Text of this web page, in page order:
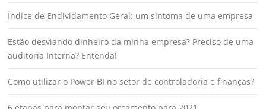
Índice de Endividamento Geral: um sintoma de uma empresa
Estão desviando dinheiro da minha empresa? Preciso de uma
auditoria Interna? Entenda!
Como utilizar o Power BI no setor de controladoria e finanças?